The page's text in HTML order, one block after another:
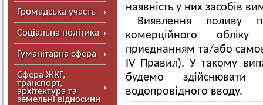
Громадська участь
Соціальна політика
Гуманітарна сфера
Сфера ЖКГ,
транспорт,
архітектура та
земельні відносини
наявність у них засобів
Виявлення поливу
комерційного
приєднанням та/або
IV Правил). У такому
будемо здійснювати
водопровідного вводу.